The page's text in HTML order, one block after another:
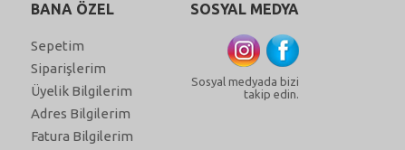
BANA ÖZEL
Sepetim
Siparişlerim
Üyelik Bilgilerim
Adres Bilgilerim
Fatura Bilgilerim
SOSYAL MEDYA
Sosyal medyada bizi
takip edin.